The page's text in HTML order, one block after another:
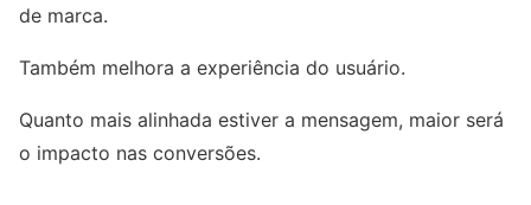
de marca.
Também melhora a experiência do usuário.
Quanto mais alinhada estiver a mensagem, maior será
o impacto nas conversões.